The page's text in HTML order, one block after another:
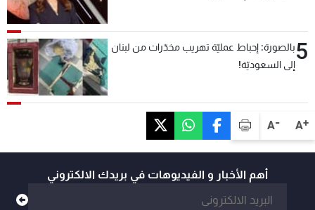
A+
A-
5بالصورة: إحباط عمليّة تهريب مخدّرات من لبنان
إلى السعوديّة!
أهم الأخبار و الفيديوهات في بريدك الالكتروني